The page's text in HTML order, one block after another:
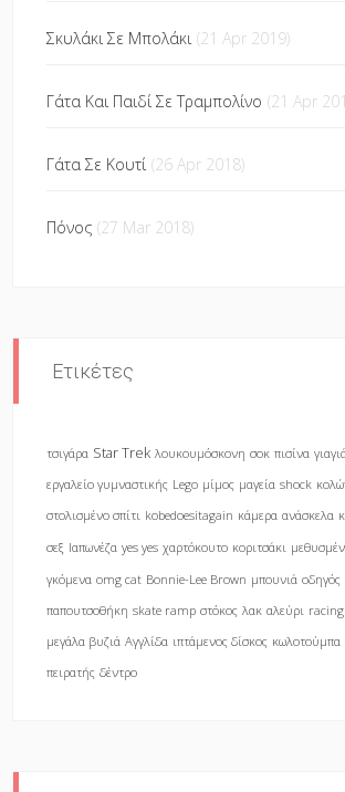
Σκυλάκι Σε Μπολάκι (21 Apr 2019)
Γάτα Και Παιδί Σε Τραμπολίνο (21 Apr
Γάτα Σε Κουτί (26 Apr 2018)
Πόνος (27 Mar 2018)
Ετικέτες
τσιγάρα Star Trek λουκουμόσκονη σοκ πισίνα
εργαλείο γυμναστικής Lego μίμος μαγεία shock
στολισμένο σπίτι kobedoesitagain κάμερα ανάσκελα
σεξ Ιαπωνέζα yes yes χαρτόκουτο κοριτσάκι
γκόμενα omg cat Bonnie-Lee Brown μπουνιά οδηγός
παπουτσοθήκη skate ramp στόκος λακ αλεύρι racing
μεγάλα βυζιά Αγγλίδα ιπτάμενος δίσκος κωλοτούμπα
πειρατής δέντρο